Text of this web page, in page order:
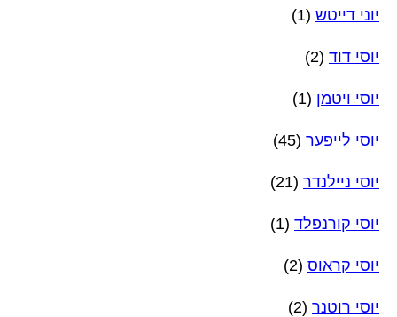
יוני דייטש (1)
יוסי דוד (2)
יוסי ויטמן (1)
יוסי לייפער (45)
יוסי ניילנדר (21)
יוסי קורנפלד (1)
יוסי קראוס (2)
יוסי רוטנר (2)